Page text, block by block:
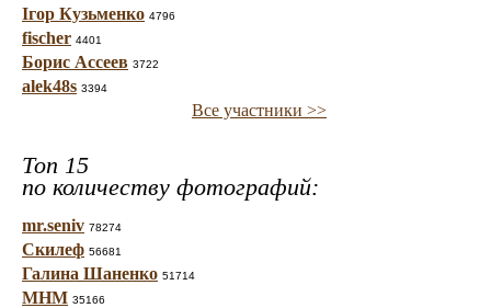
Ігор Кузьменко 4796
fischer 4401
Борис Ассеев 3722
alek48s 3394
Все участники >>
Топ 15
по количеству фотографий:
mr.seniv 78274
Скилеф 56681
Галина Шаненко 51714
МНМ 35166